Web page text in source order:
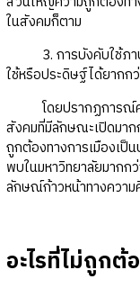
ในสังคมก็ตาม
3. การบังคับใช้ภาษ
ใช้หรือประดิษฐ์ได้ยากก
โดยปรากฏการณ์คว
สังคมที่มีลักษณะเปิดมาก
ถูกต้องทางการเมืองเป็
พบในมหาวิทยาลัยมากก
ลักษณ์ก้าวหน้าทางความ
อะไรที่ไม่ถูกต้